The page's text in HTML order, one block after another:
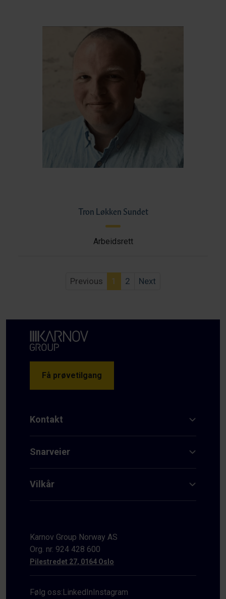
Tron Løkken Sundet
Arbeidsrett
Previous 1 2 Next
Få prøvetilgang
Kontakt
Snarveier
Vilkår
Karnov Group Norway AS
Org. nr. 924 428 600
Pilestredet 27, 0164 Oslo
Følg oss:LinkedInInstagram